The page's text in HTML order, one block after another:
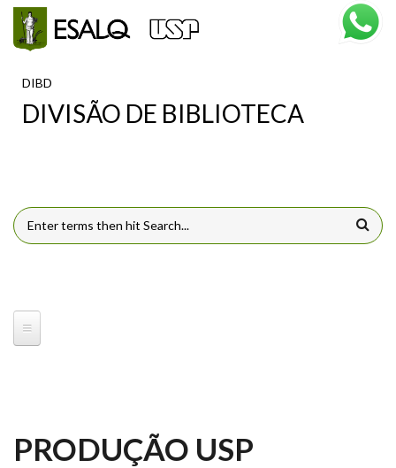
Pular para o conteúdo principal
DIBD
DIVISÃO DE BIBLIOTECA
FORMULÁRIO DE BUSCA
PRODUÇÃO USP